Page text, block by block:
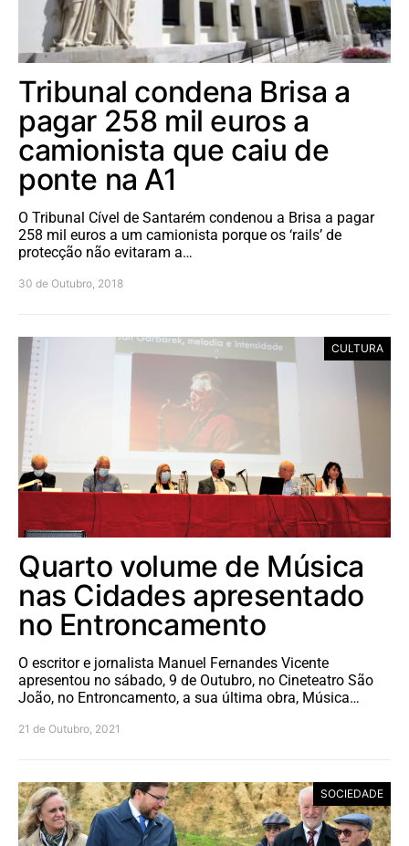
Tribunal condena Brisa a
pagar 258 mil euros a
camionista que caiu de
ponte na A1
O Tribunal Cível de Santarém condenou a Brisa a pagar
258 mil euros a um camionista porque os ‘rails’ de
protecção não evitaram a…
30 de Outubro, 2018
CULTURA
Quarto volume de Música
nas Cidades apresentado
no Entroncamento
O escritor e jornalista Manuel Fernandes Vicente
apresentou no sábado, 9 de Outubro, no Cineteatro São
João, no Entroncamento, a sua última obra, Música…
21 de Outubro, 2021
SOCIEDADE